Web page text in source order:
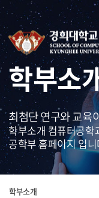
학부소
최첨단 연구와 교육
학부소개 컴퓨터공학
공학부 홈페이지 입
학부소개